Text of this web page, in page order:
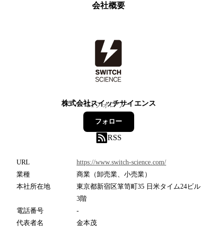
会社概要
株式会社スイッチサイエンス
51フォロワー
フォロー
RSS
URL
https://www.switch-science.com/
業種
商業（卸売業、小売業）
本社所在地
東京都新宿区箪笥町35 日米タイム24ビル
3階
電話番号
-
代表者名
金本茂